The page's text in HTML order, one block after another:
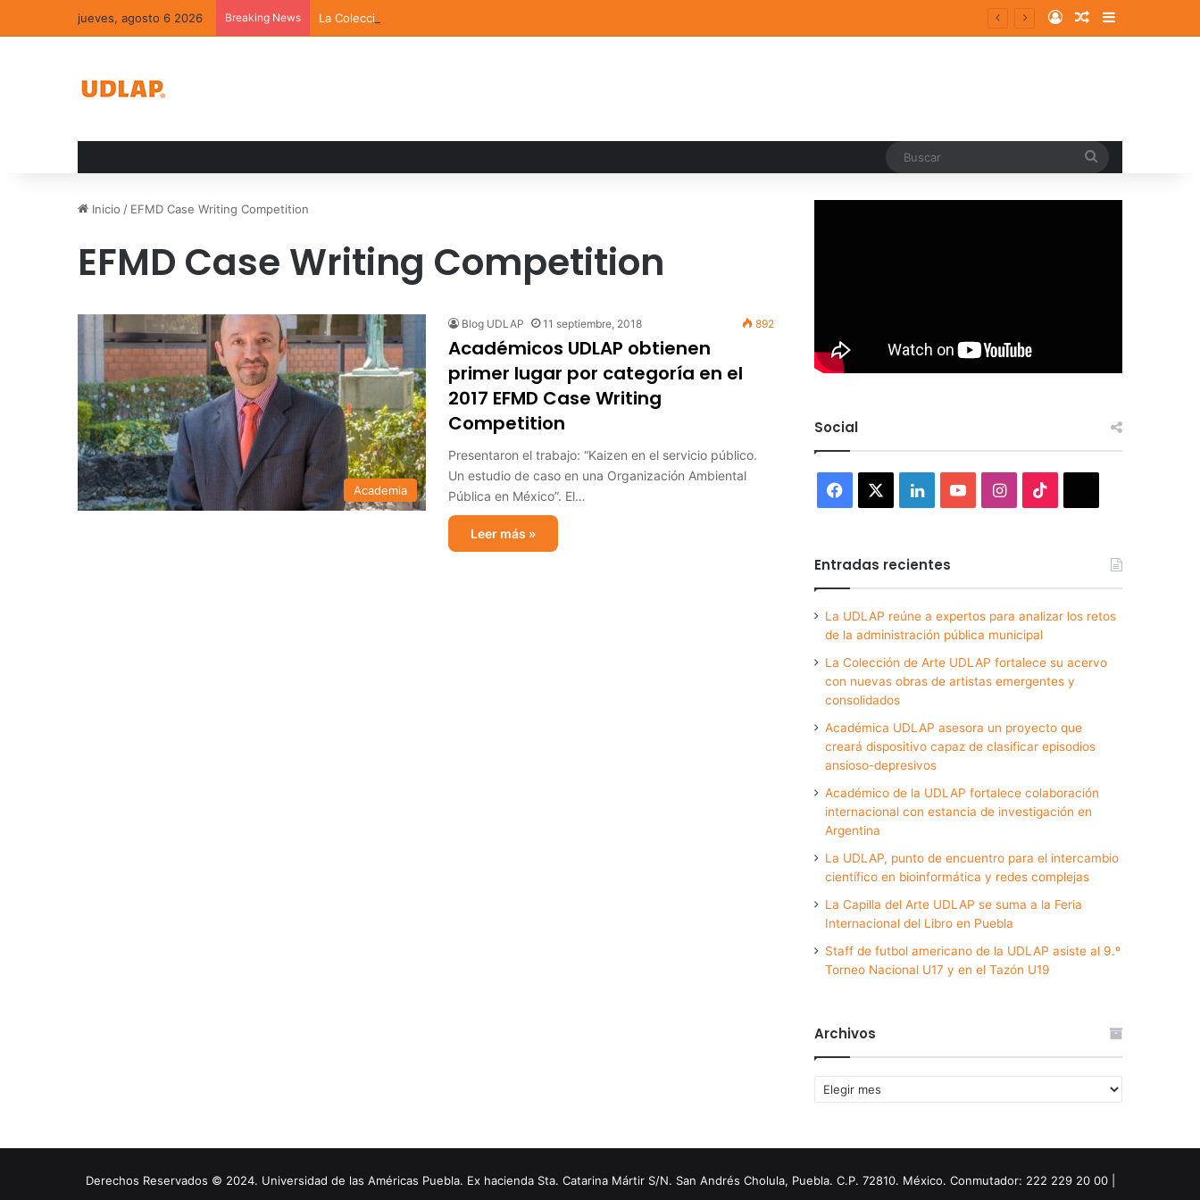
jueves, agosto 6 2026 Breaking News La Colección de Arte UDLAP fortalece su acervo con nuevas obras de artistas emergentes y consolidados Log InRandom Article
Sidebar
Inicio / EFMD Case Writing Competition
EFMD Case Writing Competition
Academia
Blog UDLAP 11 septiembre, 2018 892
Académicos UDLAP obtienen
primer lugar por categoría en el
2017 EFMD Case Writing
Competition
Presentaron el trabajo: “Kaizen en el servicio público.
Un estudio de caso en una Organización Ambiental
Pública en México”. El…
Leer más »
Social
Facebook LinkedInYouTubeInstagram
Entradas recientes
La UDLAP reúne a expertos para analizar los retos
de la administración pública municipal
La Colección de Arte UDLAP fortalece su acervo
con nuevas obras de artistas emergentes y
consolidados
Académica UDLAP asesora un proyecto que
creará dispositivo capaz de clasificar episodios
ansioso-depresivos
Académico de la UDLAP fortalece colaboración
internacional con estancia de investigación en
Argentina
La UDLAP, punto de encuentro para el intercambio
científico en bioinformática y redes complejas
La Capilla del Arte UDLAP se suma a la Feria
Internacional del Libro en Puebla
Staff de futbol americano de la UDLAP asiste al 9.º
Torneo Nacional U17 y en el Tazón U19
Archivos
Archivos
Derechos Reservados © 2024. Universidad de las Américas Puebla. Ex hacienda Sta. Catarina Mártir S/N. San Andrés Cholula, Puebla. C.P. 72810. México. Conmutador: 222 229 20 00 |